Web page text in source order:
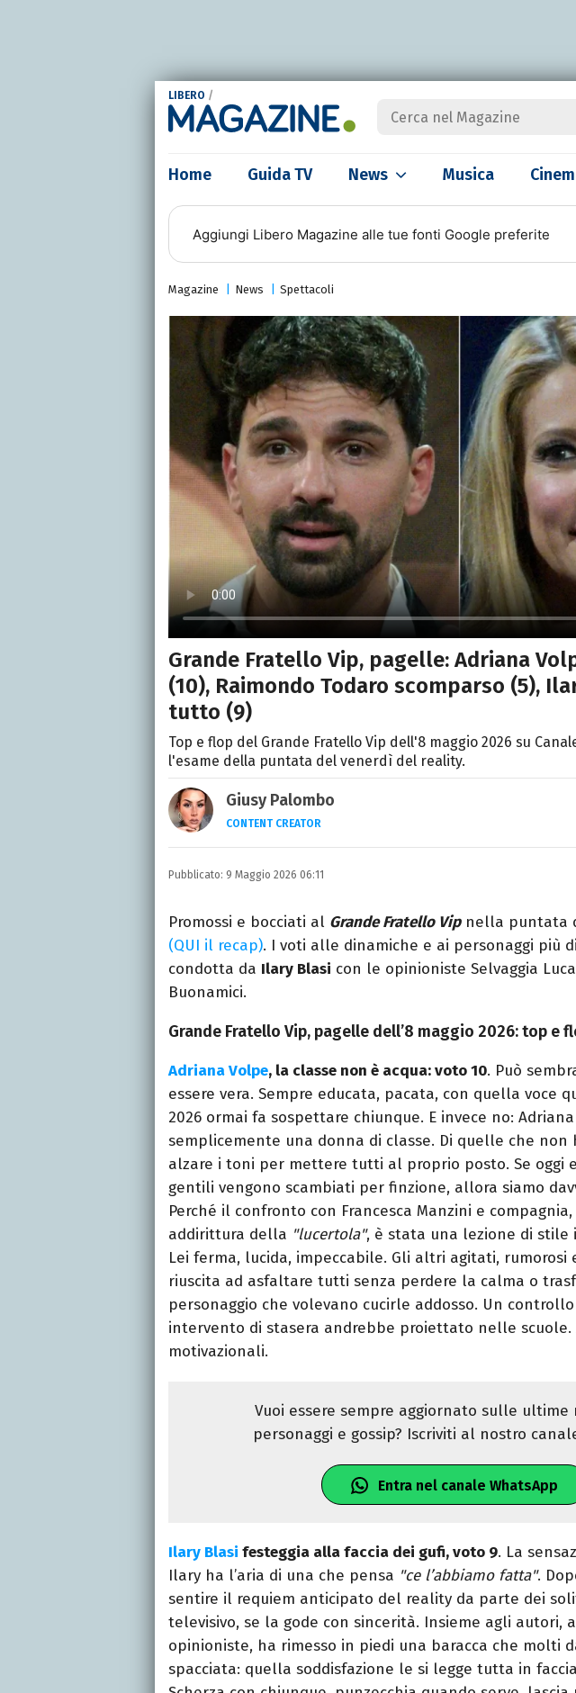
LIBERO /
Home Guida TV News Musica
Aggiungi Libero Magazine alle tue fonti Google preferite
Magazine News Spettacoli
Grande Fratello Vip, pagelle: Adriana
(10), Raimondo Todaro scomparso (5),
tutto (9)
Top e flop del Grande Fratello Vip dell'8 maggio 2026 su
l'esame della puntata del venerdì del reality.
Giusy Palombo
CONTENT CREATOR
LINKEDIN
INSTAGRAM ALTRI SITI
Giornalista e content creator. Racconto cultura
Pubblicato: 9 Maggio 2026 06:11
Promossi e bocciati al Grande Fratello Vipnella puntata
(QUI il recap). I voti alle dinamiche e ai personaggi più
condotta da Ilary Blasi con le opinioniste Selvaggia
Buonamici.
Grande Fratello Vip, pagelle dell’8 maggio 2026: top e
Adriana Volpe, la classe non è acqua: voto 10. Può
essere vera. Sempre educata, pacata, con quella voce
2026 ormai fa sospettare chiunque. E invece no:
semplicemente una donna di classe. Di quelle che non
alzare i toni per mettere tutti al proprio posto. Se oggi
gentili vengono scambiati per finzione, allora siamo
Perché il confronto con Francesca Manzini e
addirittura della "lucertola", è stata una lezione di stile
Lei ferma, lucida, impeccabile. Gli altri agitati, rumorosi
riuscita ad asfaltare tutti senza perdere la calma o
personaggio che volevano cucirle addosso. Un
intervento di stasera andrebbe proiettato nelle scuole.
motivazionali.
Vuoi essere sempre aggiornato sulle ultime
personaggi e gossip? Iscriviti al nostro
Entra nel canale WhatsApp
Ilary Blasi festeggia alla faccia dei gufi, voto 9. La
Ilary ha l’aria di una che pensa "ce l’abbiamo fatta".
sentire il requiem anticipato del reality da parte dei
televisivo, se la gode con sincerità. Insieme agli autori,
opinioniste, ha rimesso in piedi una baracca che molti
spacciata: quella soddisfazione le si legge tutta in